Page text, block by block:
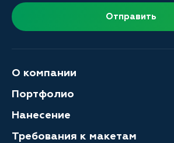
Отправить
О компании
Портфолио
Нанесение
Требования к макетам